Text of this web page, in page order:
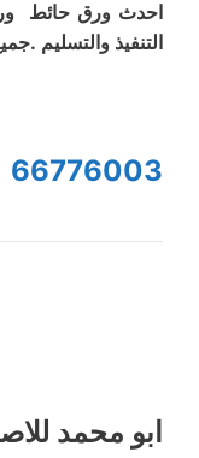
التنفيذ والتسليم
66776003
ابو محمد